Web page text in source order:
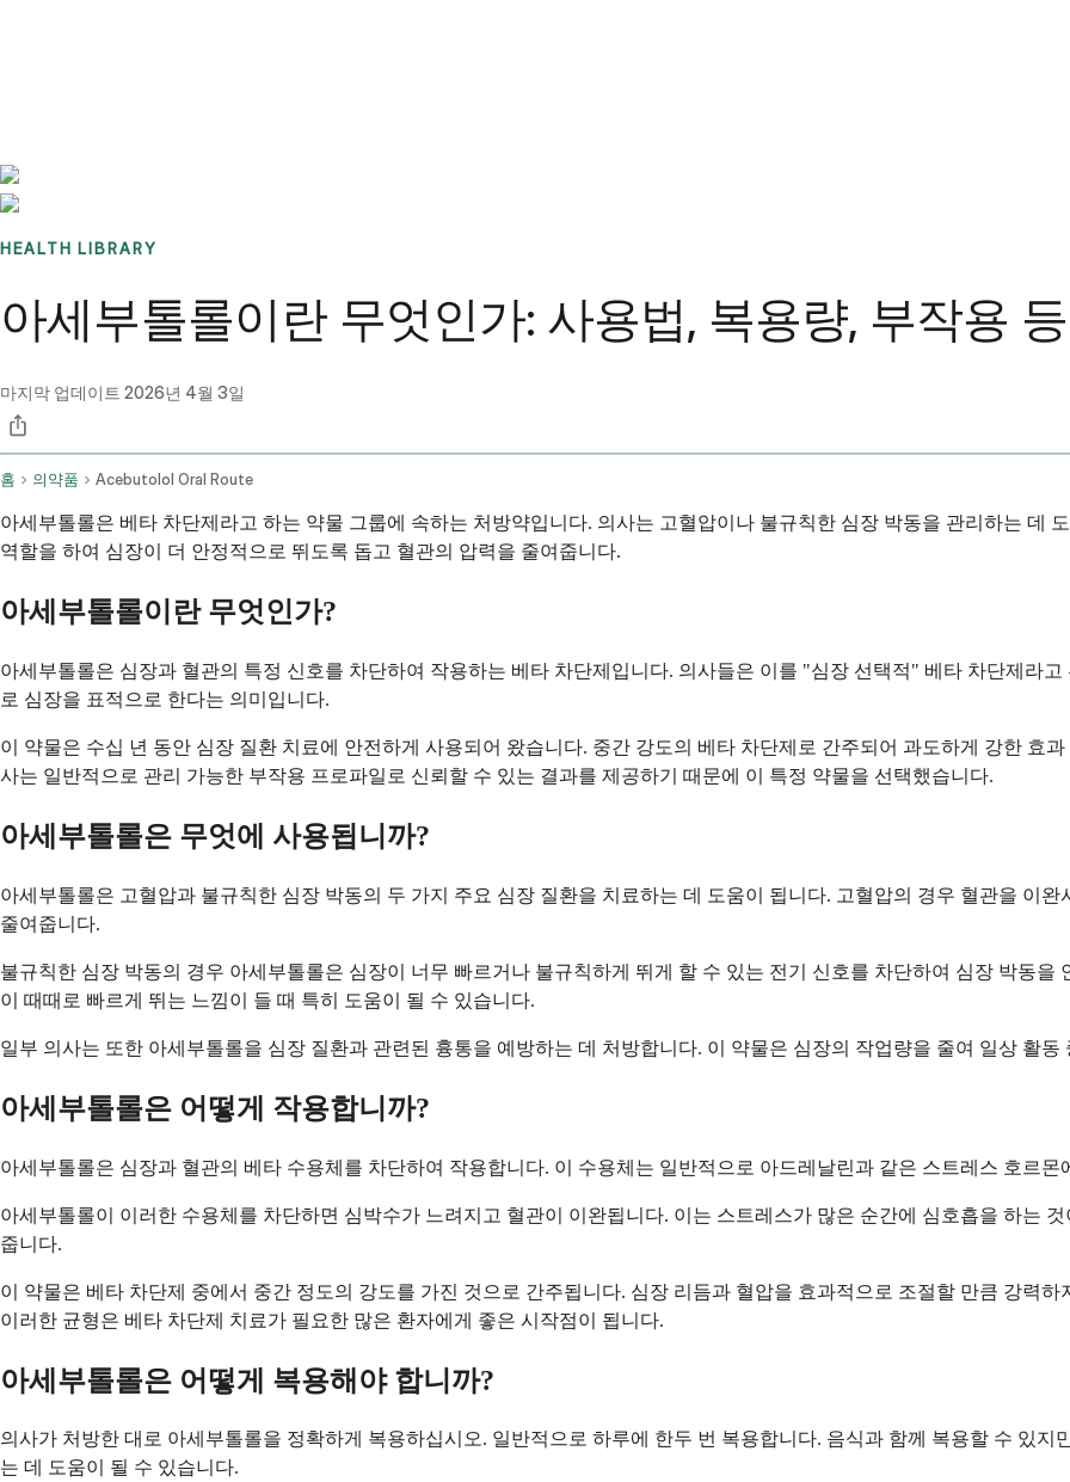
HEALTH LIBRARY
아세부톨롤이란 무엇인가: 사용법, 복용량, 부작용 등
마지막 업데이트 2026년 4월 3일
홈 의약품 Acebutolol Oral Route
아세부톨롤은 베타 차단제라고 하는 약물 그룹에 속하는 처방약입니다. 의사는 고혈압이나 불규칙한 심장 박동을 관리하는 데
역할을 하여 심장이 더 안정적으로 뛰도록 돕고 혈관의 압력을 줄여줍니다.
아세부톨롤이란 무엇인가?
아세부톨롤은 심장과 혈관의 특정 신호를 차단하여 작용하는 베타 차단제입니다. 의사들은 이를 "심장 선택적" 베타 차단제라
로 심장을 표적으로 한다는 의미입니다.
이 약물은 수십 년 동안 심장 질환 치료에 안전하게 사용되어 왔습니다. 중간 강도의 베타 차단제로 간주되어 과도하게 강한 효
사는 일반적으로 관리 가능한 부작용 프로파일로 신뢰할 수 있는 결과를 제공하기 때문에 이 특정 약물을 선택했습니다.
아세부톨롤은 무엇에 사용됩니까?
아세부톨롤은 고혈압과 불규칙한 심장 박동의 두 가지 주요 심장 질환을 치료하는 데 도움이 됩니다. 고혈압의 경우 혈관을 이
줄여줍니다.
불규칙한 심장 박동의 경우 아세부톨롤은 심장이 너무 빠르거나 불규칙하게 뛰게 할 수 있는 전기 신호를 차단하여 심장 박동
이 때때로 빠르게 뛰는 느낌이 들 때 특히 도움이 될 수 있습니다.
일부 의사는 또한 아세부톨롤을 심장 질환과 관련된 흉통을 예방하는 데 처방합니다. 이 약물은 심장의 작업량을 줄여 일상 활
아세부톨롤은 어떻게 작용합니까?
아세부톨롤은 심장과 혈관의 베타 수용체를 차단하여 작용합니다. 이 수용체는 일반적으로 아드레날린과 같은 스트레스 호르
아세부톨롤이 이러한 수용체를 차단하면 심박수가 느려지고 혈관이 이완됩니다. 이는 스트레스가 많은 순간에 심호흡을 하는
줍니다.
이 약물은 베타 차단제 중에서 중간 정도의 강도를 가진 것으로 간주됩니다. 심장 리듬과 혈압을 효과적으로 조절할 만큼 강력
이러한 균형은 베타 차단제 치료가 필요한 많은 환자에게 좋은 시작점이 됩니다.
아세부톨롤은 어떻게 복용해야 합니까?
의사가 처방한 대로 아세부톨롤을 정확하게 복용하십시오. 일반적으로 하루에 한두 번 복용합니다. 음식과 함께 복용할 수 있
는 데 도움이 될 수 있습니다.